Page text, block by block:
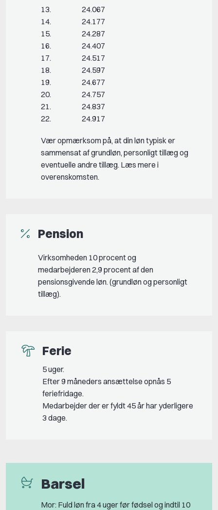
13. 24.067
14. 24.177
15. 24.287
16. 24.407
17. 24.517
18. 24.597
19. 24.677
20. 24.757
21. 24.837
22. 24.917
Vær opmærksom på, at din løn typisk er
sammensat af grundløn, personligt tillæg og
eventuelle andre tillæg. Læs mere i
overenskomsten.
Pension
Virksomheden 10 procent og
medarbejderen 2,9 procent af den
pensionsgivende løn. (grundløn og personligt
tillæg).
Ferie
5 uger.
Efter 9 måneders ansættelse opnås 5
feriefridage.
Medarbejder der er fyldt 45 år har yderligere
3 dage.
Barsel
Mor: Fuld løn fra 4 uger før fødsel og indtil 10